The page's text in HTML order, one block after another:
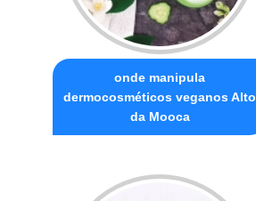
onde manipula
dermocosméticos veganos Alto
da Mooca